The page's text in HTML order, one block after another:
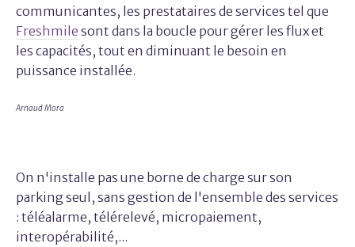
communicantes, les prestataires de services tel que
Freshmile sont dans la boucle pour gérer les flux et
les capacités, tout en diminuant le besoin en
puissance installée.
Arnaud Mora
On n'installe pas une borne de charge sur son
parking seul, sans gestion de l'ensemble des services
: téléalarme, télérelevé, micropaiement,
interopérabilité,...